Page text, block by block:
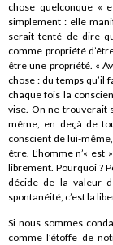
chose quelconque «
simplement : elle
serait tenté de dire
comme propriété
être une propriété. «
chose : du temps qu’il
chaque fois la
vise. On ne trouverait
même, en deçà de
conscient de lui-
être. L’homme n’«
librement. Pourquoi ?
décide de la valeur
spontanéité, c’est la
Si nous sommes
comme l’étoffe de